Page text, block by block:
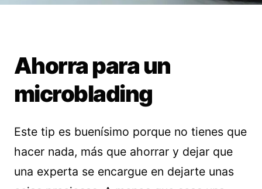
Ahorra para un
microblading
Este tip es buenísimo porque no tienes que
hacer nada, más que ahorrar y dejar que
una experta se encargue en dejarte unas